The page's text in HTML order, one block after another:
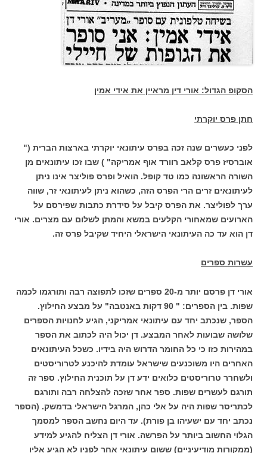
הסקופ הגדול: אורי דין מראיין את אידי אמין
חתן פרס יוקרתי
לפני כעשרים שנה זכה בפרס עיתונאי יוקרתי בארצות הברית ("
אוברסיז פרס קלאב רוורד אוף אמריקה" ) שבו זכו עיתונאים מן
השורה הראשונה כמו טד קופל. הואיל ופרס פוליצר אינו ניתן
לעיתונאים זרים הרי הפרס הזה, כשהוא ניתן לעיתונאי זר, שווה
ערך לפוליצר. את הפרס קיבל על סידרת כתבות שפירסם על
הארועים שמאחורי הקלעים במשא והמתן לשלום עם מצרים. אורי
דן הוא עד כה העיתונאי הישראלי היחיד שקיבל פרס זה.
עשרות ספרים
אורי דן פרסם יותר מ-20 ספרים שזכו לתפוצה רבה ותורגמו לכמה
שפות. בין הספרים: " 90 דקות באנטבה" על מבצע החילוץ.
הספר, שנכתב יחד עם עיתונאי אמריקני, הגיע לחנויות הספרים
שלושה שבועות לאחר המבצע. דן יכול היה לכתוב את הספר
במהירות כזו כי כל החומר הדרוש היה בידיו. כשכל העיתונאים
האחרים היו משוכנעים שישראל עומדת להיכנע לטרוריסטים
ולשחרר טרוריסטים כלואים ידע דן על תוכנית החילוץ. ספר זה
תורגם לעשרים שפות. ספר אחר שזכה להצלחה רבה ותורגם
לכתריסר שפות היה על אלי כהן, המרגל הישראלי בדמשק. (הספר
נכתב יחד עם ישעיהו בן פורת). עד היום נחשב הספר למסמך
הגלוי החשוב ביותר על הפרשה. אורי דן הצליח להגיע למידע
(ממקורות מודיעיניים) ששום עיתונאי אחר לפניו לא הגיע אליו